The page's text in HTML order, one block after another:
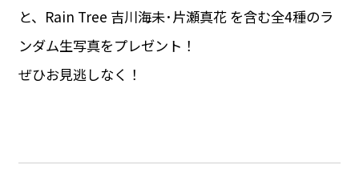
と、Rain Tree 吉川海未･片瀬真花 を含む全4種のラ
ンダム生写真をプレゼント！
ぜひお見逃しなく！